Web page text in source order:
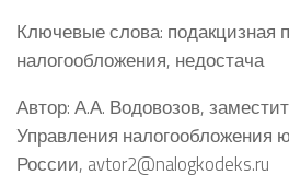
Ключевые слова: подакцизная
налогообложения, недостача
Автор: А.А. Водовозов,
Управления
России, avtor2@nalogkodeks.ru